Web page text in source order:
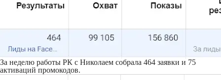
За неделю работы РК с Николаем собрала 464 заявки и 75
активаций промокодов.